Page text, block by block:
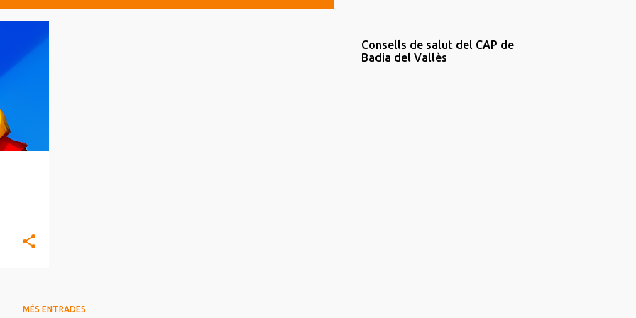
MÉS ENTRADES
Consells de salut del CAP de
Badia del Vallès